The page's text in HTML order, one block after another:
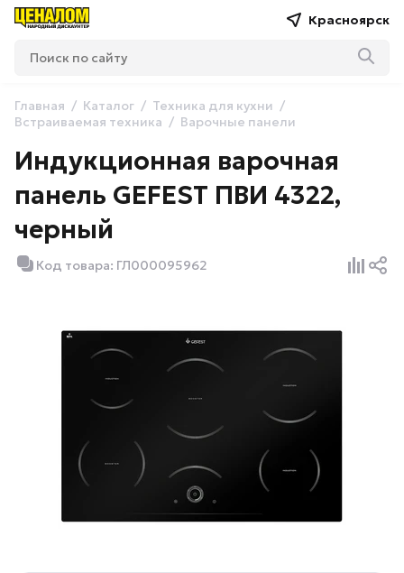
Красноярск
Главная Каталог
Техника для кухни
Встраиваемая техника
Варочные панели
Индукционная варочная
панель GEFEST ПВИ 4322,
черный
Код товара: ГЛ000095962